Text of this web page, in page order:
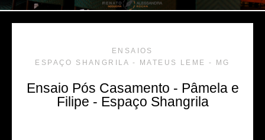
ENSAIOS
ESPAÇO SHANGRILA - MATEUS LEME - MG
Ensaio Pós Casamento - Pâmela e
Filipe - Espaço Shangrila